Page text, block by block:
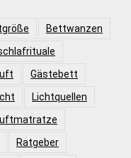
Bettwanzen
Gästebett
Lichtquellen
Ratgeber